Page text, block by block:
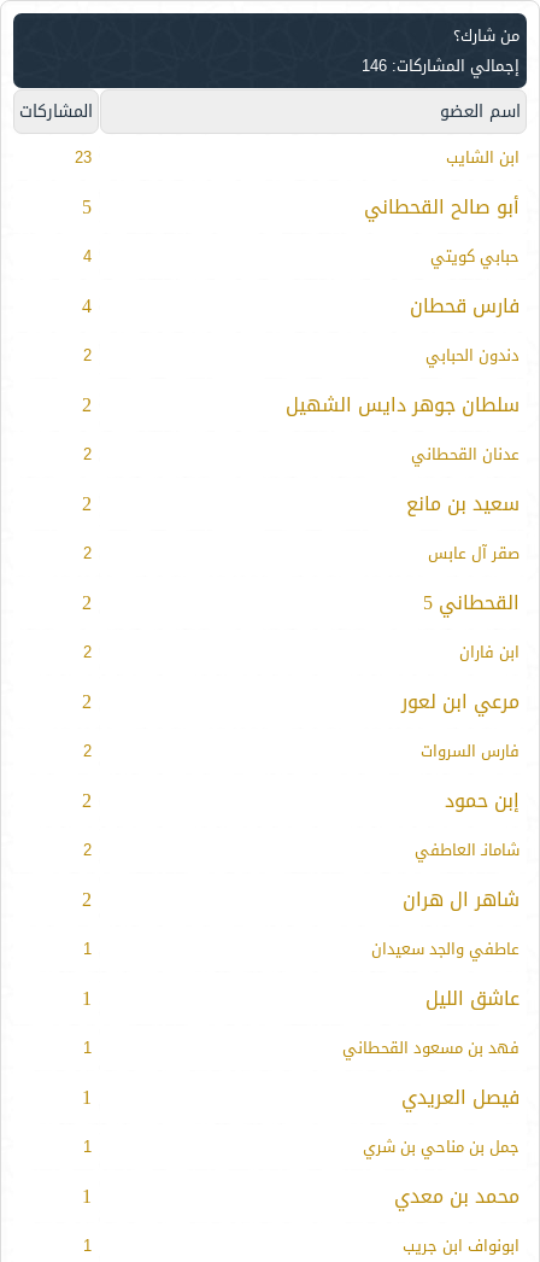
من شارك؟
إجمالي المشاركات: 146
اسم العضو المشاركات
ابن الشايب 23
أبو صالح القحطاني 5
حبابي كويتي 4
فارس قحطان 4
دندون الحبابي 2
سلطان جوهر دايس الشهيل 2
عدنان القحطاني 2
سعيد بن مانع 2
صقر آل عابس 2
القحطاني 5 2
ابن فاران 2
مرعي ابن لعور 2
فارس السروات 2
إبن حمود 2
شامانـ العاطفي 2
شاهر ال هران 2
عاطفي والجد سعيدان 1
عاشق الليل 1
فهد بن مسعود القحطاني 1
فيصل العريدي 1
جمل بن مناحي بن شري 1
محمد بن معدي 1
ابونواف ابن جريب 1